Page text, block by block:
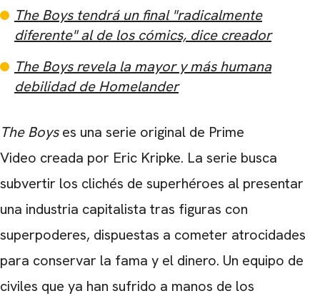
The Boys tendrá un final "radicalmente
diferente" al de los cómics, dice creador
The Boys revela la mayor y más humana
debilidad de Homelander
The Boyses una serie original de Prime
Video creada por Eric Kripke. La serie busca
subvertir los clichés de superhéroes al presentar
una industria capitalista tras figuras con
superpoderes, dispuestas a cometer atrocidades
para conservar la fama y el dinero. Un equipo de
civiles que ya han sufrido a manos de los